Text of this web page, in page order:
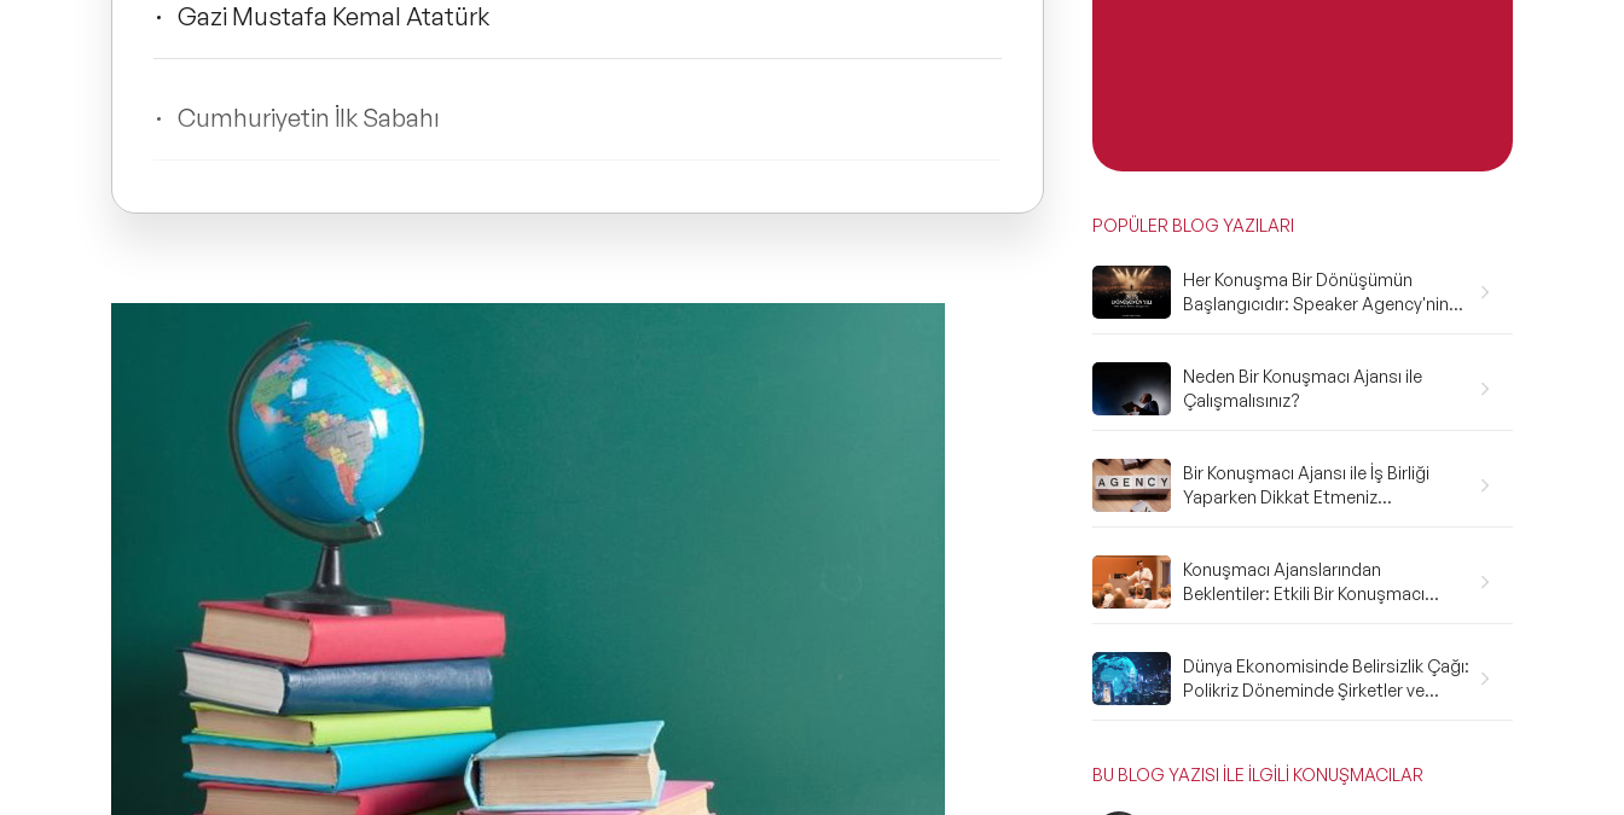
Gazi Mustafa Kemal Atatürk
Cumhuriyetin İlk Sabahı
Osmanlı’yı Yeniden Keşfetmek
İlber Ortaylı Seyahatnamesi
İnsan Geleceğini Nasıl Kurar? Kendini İnşa Etmenin Yolları
İlber Ortaylı Kitapları Hakkında Sıkça Sorulan Sorular
POPÜLER BLOG YAZILARI
Her Konuşma Bir Dönüşümün
Başlangıcıdır: Speaker Agency'nin
Neden Bir Konuşmacı Ajansı ile
Çalışmalısınız?
Bir Konuşmacı Ajansı ile İş Birliği
Yaparken Dikkat Etmeniz
Konuşmacı Ajanslarından
Beklentiler: Etkili Bir Konuşmacı
Dünya Ekonomisinde Belirsizlik Çağı:
Polikriz Döneminde Şirketler ve
BU BLOG YAZISI İLE İLGİLİ KONUŞMACILAR